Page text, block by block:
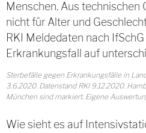
Menschen. Aus technischen
nicht für Alter und
RKI Meldedaten nach
Erkrankungsfall auf
Sterbefälle gegen Erkrankungsfälle in
3.6.2020. Datenstand RKI 9.12.2020.
München sind markiert. Eigene
Wie sieht es auf